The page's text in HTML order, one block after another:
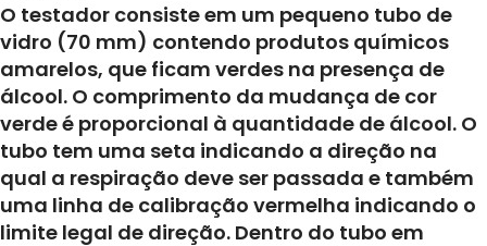
O testador consiste em um pequeno tubo de
vidro (70 mm) contendo produtos químicos
amarelos, que ficam verdes na presença de
álcool. O comprimento da mudança de cor
verde é proporcional à quantidade de álcool. O
tubo tem uma seta indicando a direção na
qual a respiração deve ser passada e também
uma linha de calibração vermelha indicando o
limite legal de direção. Dentro do tubo em